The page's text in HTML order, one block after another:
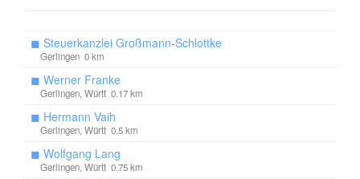
◼ Steuerkanzlei Großmann-Schlottke
Gerlingen 0 km
◼ Werner Franke
Gerlingen, Württ 0.17 km
◼ Hermann Vaih
Gerlingen, Württ 0.5 km
◼ Wolfgang Lang
Gerlingen, Württ 0.75 km